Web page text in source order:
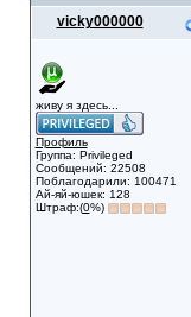
vicky000000
живу я здесь...
Профиль
Группа: Privileged
Сообщений: 22508
Поблагодарили: 100471
Ай-яй-юшек: 128
Штраф:(0%)